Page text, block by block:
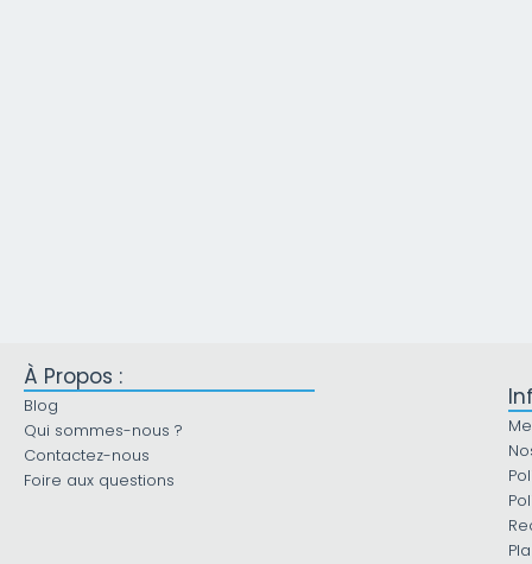
À Propos :
Blog
Qui sommes-nous ?
Contactez-nous
Foire aux questions